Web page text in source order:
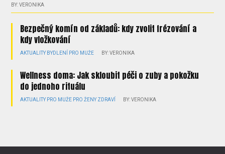
BY: VERONIKA
Bezpečný komín od základů: kdy zvolit frézování a
kdy vložkování
AKTUALITY BYDLENÍ PRO MUŽE BY: VERONIKA
Wellness doma: Jak skloubit péči o zuby a pokožku
do jednoho rituálu
AKTUALITY PRO MUŽE PRO ŽENY ZDRAVÍ BY: VERONIKA